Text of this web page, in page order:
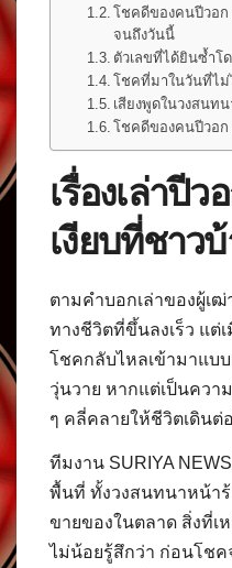
โชคดีของคนปีวอก
จนถึงวันนี้
ตัวเลขที่ได้ยินซ้ำโ
โชคที่มาในวันที่ไม่
เสียงพูดในวงสนท
โชคดีของคนปีวอก
เรื่องเล่าปี
เงียบที่ชาว
ตามคำบอกเล่าของผู้เ
ทางชีวิตที่ขึ้นลงเร็ว แต่
โชคกลับไหลเข้ามาแบ
วุ่นวาย หากแต่เป็นควา
ๆ คลี่คลายให้ชีวิตเดินต่
ทีมงาน SURIYA
พื้นที่ ทั้งวงสนทนาหน้า
ขายของในตลาด สิ่งที่
ไม่น้อยรู้สึกว่า ก่อนโช